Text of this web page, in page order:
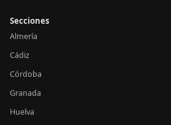
Secciones
Almería
Cádiz
Córdoba
Granada
Huelva